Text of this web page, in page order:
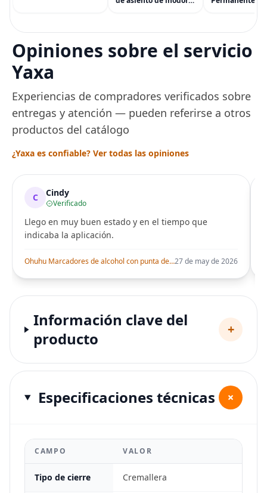
para entrenamiento
Tinte para
Peluquería
una Década,
Opiniones sobre el servicio
Yaxa
Experiencias de compradores verificados sobre
entregas y atención — pueden referirse a otros
productos del catálogo
¿Yaxa es confiable? Ver todas las opiniones
C Cindy
Verificado
Llego en muy buen estado y en el tiempo que
indicaba la aplicación.
Ohuhu Marcadores de alcohol con punta de pincel – Juego de marcadores artísticos de doble punta con certificación AP para artistas adultos27 de may de 2026
Información clave del
producto
+
Especificaciones técnicas +
CAMPO VALOR
Tipo de cierre Cremallera